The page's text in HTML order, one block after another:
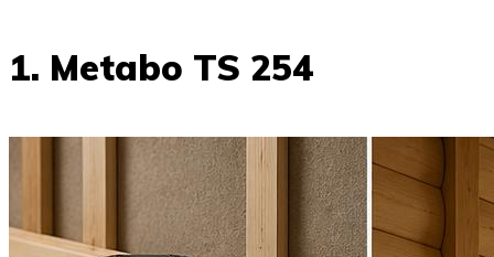
1. Metabo TS 254